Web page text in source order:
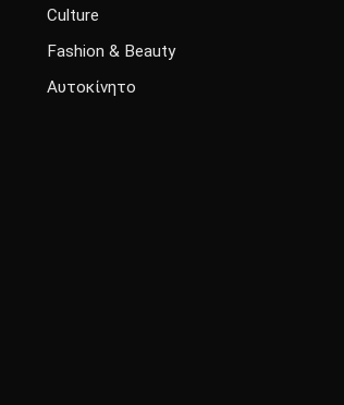
Culture
Fashion & Beauty
Αυτοκίνητο